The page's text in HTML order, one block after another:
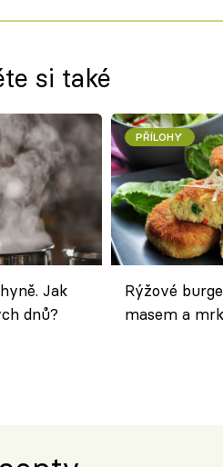
si také
Jak
dnů?
PŘÍLOHY
Rýžové
masem a